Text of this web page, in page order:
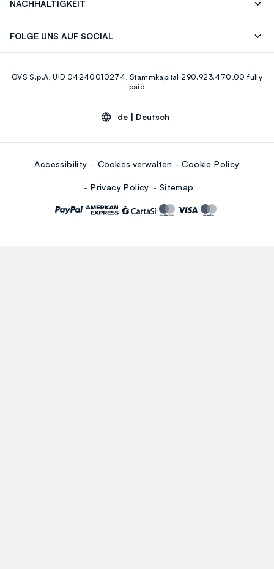
NACHHALTIGKEIT
FOLGE UNS AUF SOCIAL
Youtube Linkedin
OVS S.p.A, UID 04240010274, Stammkapital 290.923.470,00 fully
paid
de | Deutsch
Accessibility Cookies verwalten Cookie Policy
Privacy Policy Sitemap